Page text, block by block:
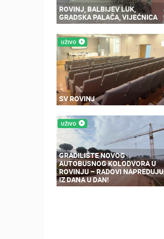
ROVINJ, BALBIJEV LUK,
GRADSKA PALAČA, VIJEĆNICA
UŽIVO
SV ROVINJ
UŽIVO
GRADILIŠTE NOVOG
AUTOBUSNOG KOLODVORA U
ROVINJU – RADOVI NAPREDUJU
IZ DANA U DAN!